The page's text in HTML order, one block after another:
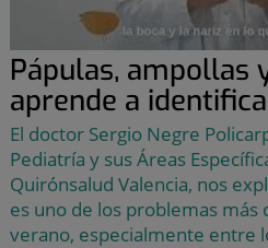
Pápulas, ampollas
aprende a
El doctor Sergio Negre
Pediatría y sus Áreas
Quirónsalud Valencia, nos
es uno de los problemas más
verano, especialmente entre